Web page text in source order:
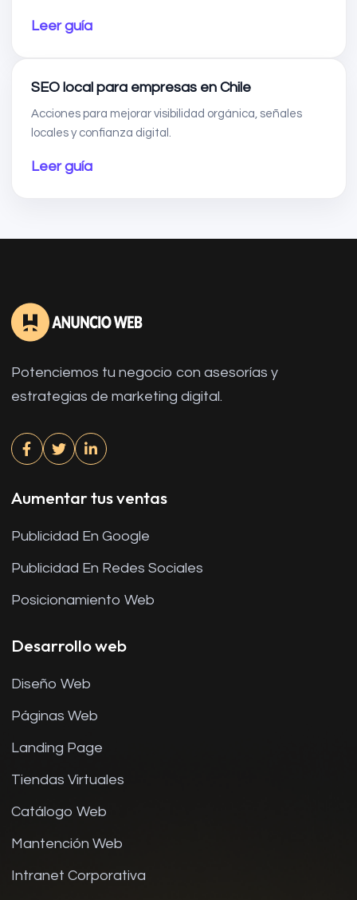
Leer guía
SEO local para empresas en Chile
Acciones para mejorar visibilidad orgánica, señales
locales y confianza digital.
Leer guía
Potenciemos tu negocio con asesorías y
estrategias de marketing digital.
Aumentar tus ventas
Publicidad En Google
Publicidad En Redes Sociales
Posicionamiento Web
Desarrollo web
Diseño Web
Páginas Web
Landing Page
Tiendas Virtuales
Catálogo Web
Mantención Web
Intranet Corporativa